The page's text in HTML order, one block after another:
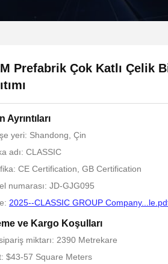
Prefabrik Çok Katlı Çelik
Ayrıntıları
yeri: Shandong, Çin
adı: CLASSIC
CE Certification, GB Certification
numarası: JD-GJG095
2025--CLASSIC GROUP
ve Kargo Koşulları
miktarı: 2390 Metrekare
$43-57 Square Meters